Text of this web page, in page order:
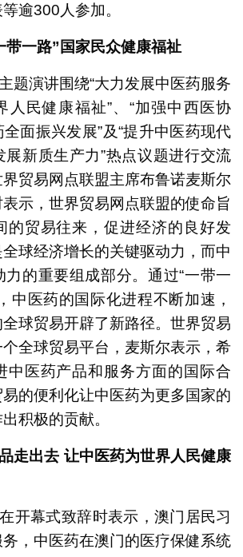
逾300人参加。
带一路”国家民众健康福祉
题演讲围绕“大力发展中医药服务
人民健康福祉”、“加强中西医协
面振兴发展”及“提升中医药现代
展新质生产力”热点议题进行交流
贸易网点联盟主席布鲁诺麦斯尔
示，世界贸易网点联盟的使命旨
的贸易往来，促进经济的良好发
球经济增长的关键驱动力，而中
力的重要组成部分。通过“一带一
中医药的国际化进程不断加速，
球贸易开辟了新路径。世界贸易
全球贸易平台，麦斯尔表示，希
中医药产品和服务方面的国际合
的便利化让中医药为更多国家的
积极的贡献。
走出去 让中医药为世界人民健康
开幕式致辞时表示，澳门居民习
，中医药在澳门的医疗保健系统